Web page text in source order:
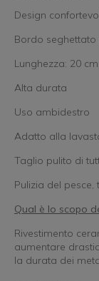
Design
Bordo
Lunghezza: 20
Alta durata
Uso ambidestro
Adatto alla
Taglio pulito di
Pulizia del
Qual è lo scopo
Rivestimento
aumentare
la durata dei